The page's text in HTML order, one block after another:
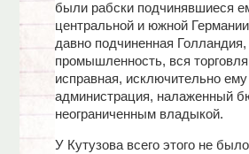
были рабски подчинявшиеся
центральной и южной
давно подчиненная
промышленность, вся
исправная, исключительно
администрация, налаженный
неограниченным владыкой.
У Кутузова всего этого не